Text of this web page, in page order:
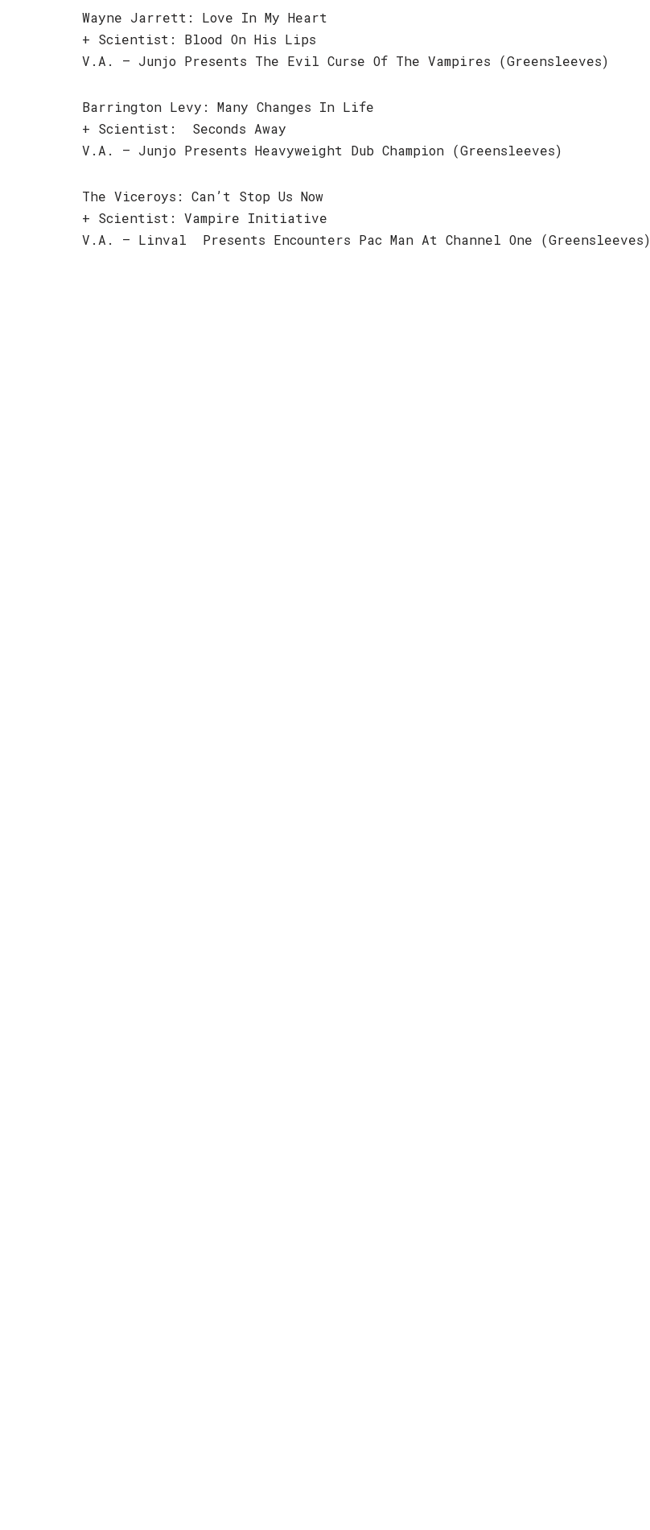
Wayne Jarrett: Love In My Heart
+ Scientist: Blood On His Lips
V.A. – Junjo Presents The Evil Curse Of The Vampires (Greensleeves)
Barrington Levy: Many Changes In Life
+ Scientist: Seconds Away
V.A. – Junjo Presents Heavyweight Dub Champion (Greensleeves)
The Viceroys: Can’t Stop Us Now
+ Scientist: Vampire Initiative
V.A. – Linval Presents Encounters Pac Man At Channel One (Greensleeves)